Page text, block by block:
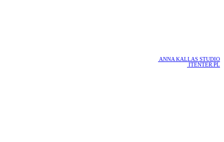
ANNA KALLAS STUDIO
ITENTER.PL